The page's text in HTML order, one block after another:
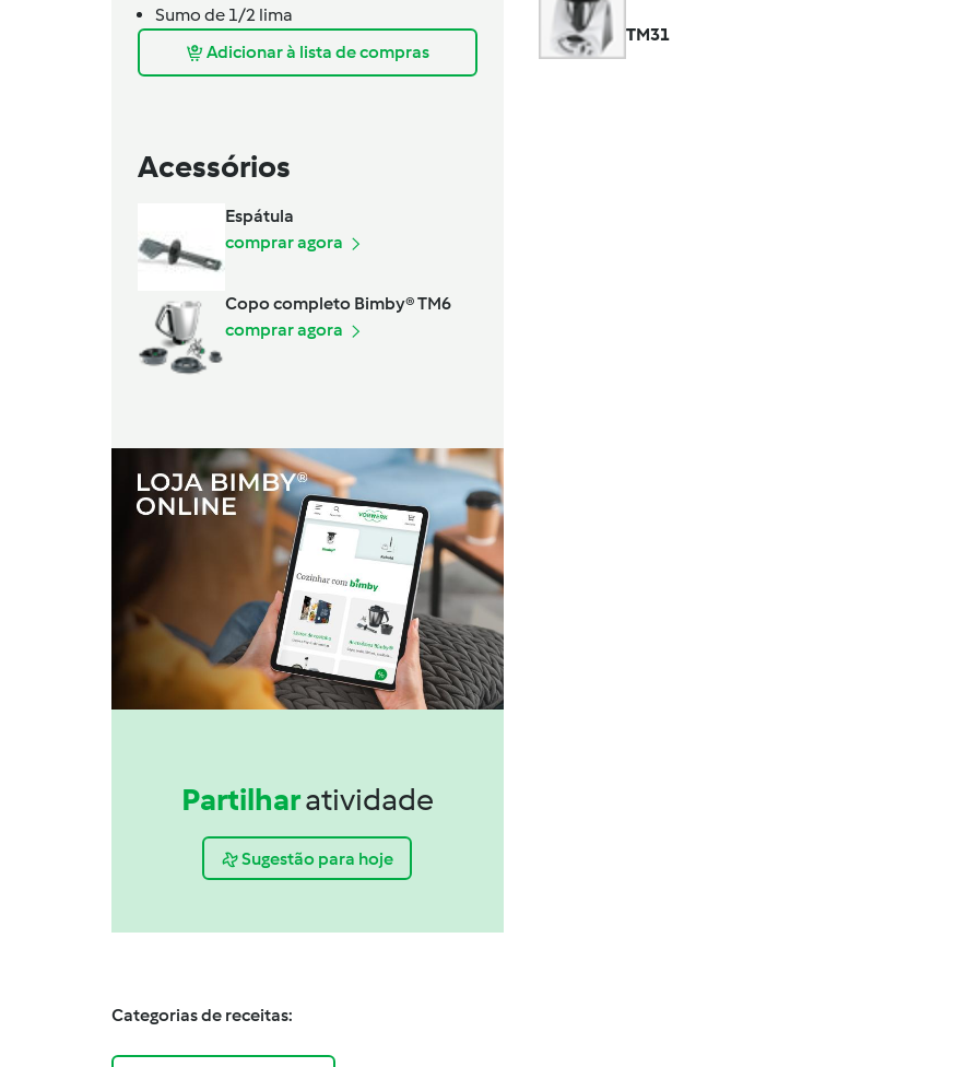
Sumo de 1/2 lima
Adicionar à lista de compras
Acessórios
Espátula
comprar agora
Copo completo Bimby® TM6
comprar agora
Partilharatividade
Sugestão para hoje
TM31
Categorias de receitas: